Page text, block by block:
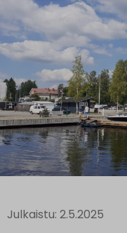
Julkaistu: 2.5.2025